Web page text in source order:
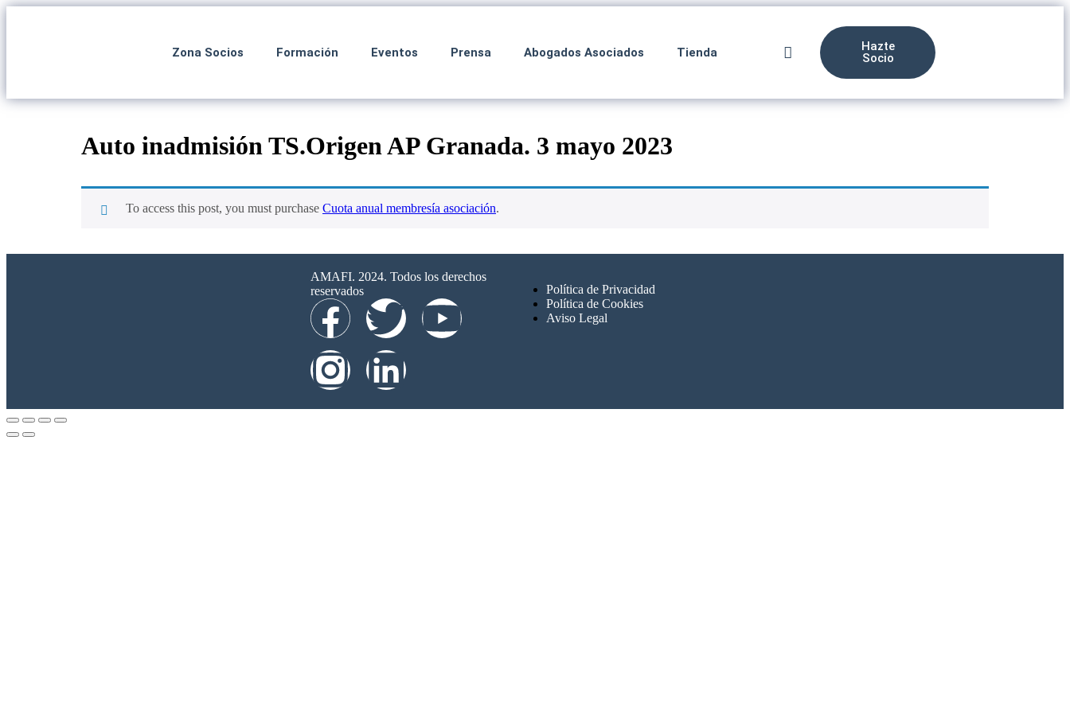
Zona Socios Formación Eventos Prensa Abogados Asociados Tienda
Hazte
Socio
Auto inadmisión TS.Origen AP Granada. 3 mayo 2023
To access this post, you must purchase Cuota anual membresía asociación.
AMAFI. 2024. Todos los derechos
reservados
Política de Privacidad
Política de Cookies
Aviso Legal